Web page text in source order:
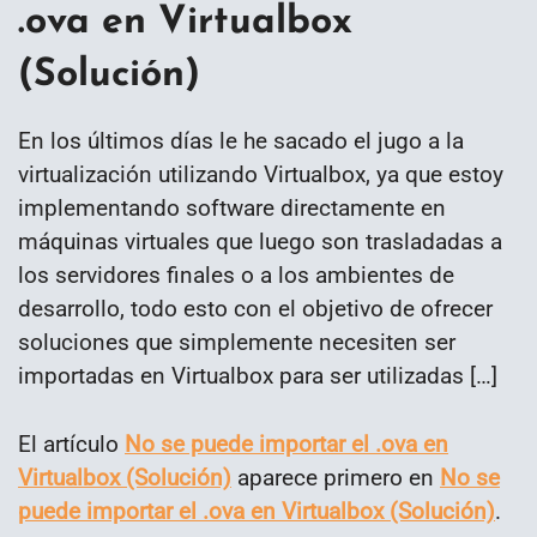
.ova en Virtualbox
(Solución)
En los últimos días le he sacado el jugo a la
virtualización utilizando Virtualbox, ya que estoy
implementando software directamente en
máquinas virtuales que luego son trasladadas a
los servidores finales o a los ambientes de
desarrollo, todo esto con el objetivo de ofrecer
soluciones que simplemente necesiten ser
importadas en Virtualbox para ser utilizadas […]
El artículo No se puede importar el .ova en
Virtualbox (Solución) aparece primero en No se
puede importar el .ova en Virtualbox (Solución).